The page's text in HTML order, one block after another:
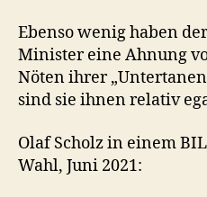
Ebenso wenig haben
Minister eine Ahnung
Nöten ihrer
sind sie ihnen relativ
Olaf Scholz in einem
Wahl, Juni 2021: